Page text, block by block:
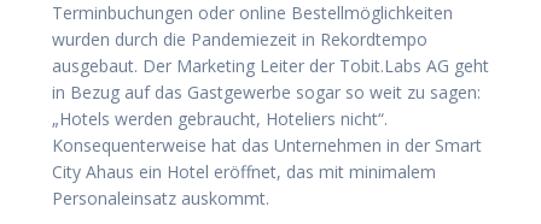
Terminbuchungen oder online Bestellmöglichkeiten
wurden durch die Pandemiezeit in Rekordtempo
ausgebaut. Der Marketing Leiter der Tobit.Labs AG geht
in Bezug auf das Gastgewerbe sogar so weit zu sagen:
„Hotels werden gebraucht, Hoteliers nicht“.
Konsequenterweise hat das Unternehmen in der Smart
City Ahaus ein Hotel eröffnet, das mit minimalem
Personaleinsatz auskommt.